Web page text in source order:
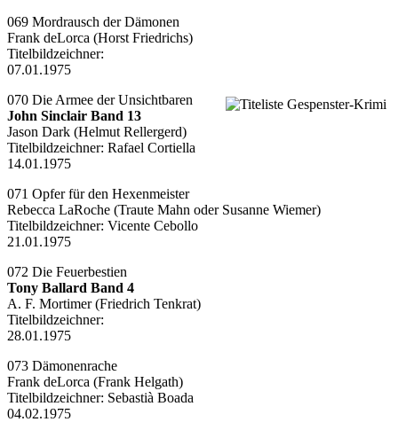
069 Mordrausch der Dämonen
Frank deLorca (Horst Friedrichs)
Titelbildzeichner:
07.01.1975
070 Die Armee der Unsichtbaren
John Sinclair Band 13
Jason Dark (Helmut Rellergerd)
Titelbildzeichner: Rafael Cortiella
14.01.1975
071 Opfer für den Hexenmeister
Rebecca LaRoche (Traute Mahn oder Susanne Wiemer)
Titelbildzeichner: Vicente Cebollo
21.01.1975
072 Die Feuerbestien
Tony Ballard Band 4
A. F. Mortimer (Friedrich Tenkrat)
Titelbildzeichner:
28.01.1975
073 Dämonenrache
Frank deLorca (Frank Helgath)
Titelbildzeichner: Sebastià Boada
04.02.1975